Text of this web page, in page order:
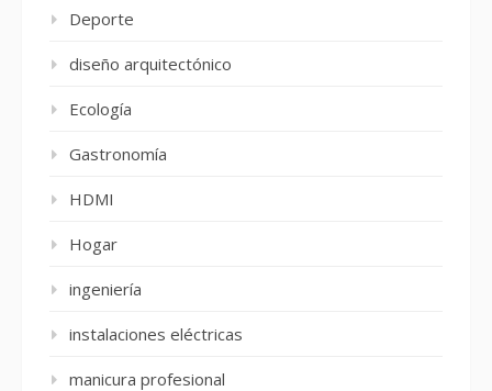
Deporte
diseño arquitectónico
Ecología
Gastronomía
HDMI
Hogar
ingeniería
instalaciones eléctricas
manicura profesional